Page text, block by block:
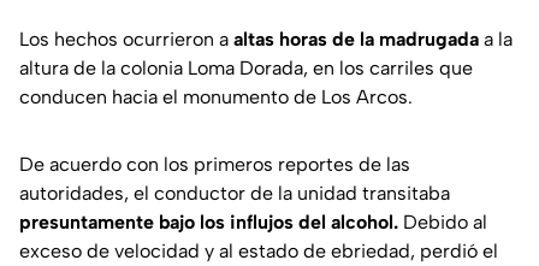
Los hechos ocurrieron a altas horas de la madrugada a la
altura de la colonia Loma Dorada, en los carriles que
conducen hacia el monumento de Los Arcos.
De acuerdo con los primeros reportes de las
autoridades, el conductor de la unidad transitaba
presuntamente bajo los influjos del alcohol. Debido al
exceso de velocidad y al estado de ebriedad, perdió el